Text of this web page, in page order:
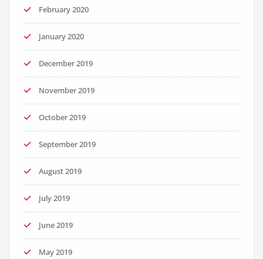
February 2020
January 2020
December 2019
November 2019
October 2019
September 2019
August 2019
July 2019
June 2019
May 2019